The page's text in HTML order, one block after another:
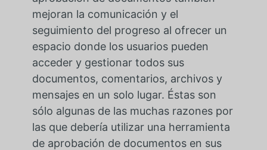
mejoran la comunicación y el
seguimiento del progreso al ofrecer un
espacio donde los usuarios pueden
acceder y gestionar todos sus
documentos, comentarios, archivos y
mensajes en un solo lugar. Éstas son
sólo algunas de las muchas razones por
las que debería utilizar una herramienta
de aprobación de documentos en sus